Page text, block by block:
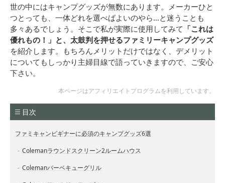
世の中にはキャンプグッズが無数にあります。メーカーひと
つとっても、一体どれを選べばよいのやら…と迷うことも
多々あるでしょう。そこで私が実際に使用してみて 「これは
優れもの！」と、太鼓判を押せるファミリーキャンプグッズ
を紹介します。もちろんメリットだけではなく、デメリット
についてもしっかり主婦目線で語っていきますので、ご安心
下さい。
本ページはアフィリエイトプログラムを利用しています。
目次
ファミキャンビギナーに必須のキャンプグッズ6選
Colemanラウンドスクリーン2ルームハウス
Colemanバーベキューグリル
災グッズ 災害グッズ 寝袋
8cm グレー
プ BBQ オイルランプ風